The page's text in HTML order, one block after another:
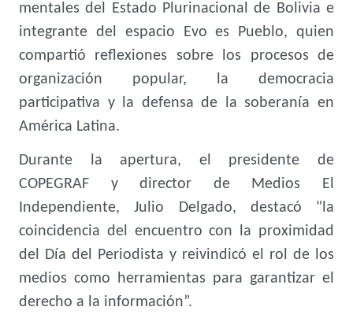
mentales del Estado Plurinacional de Bolivia e
integrante del espacio Evo es Pueblo, quien
compartió reflexiones sobre los procesos de
organización popular, la democracia
participativa y la defensa de la soberanía en
América Latina.
Durante la apertura, el presidente de
COPEGRAF y director de Medios El
Independiente, Julio Delgado, destacó "la
coincidencia del encuentro con la proximidad
del Día del Periodista y reivindicó el rol de los
medios como herramientas para garantizar el
derecho a la información”.